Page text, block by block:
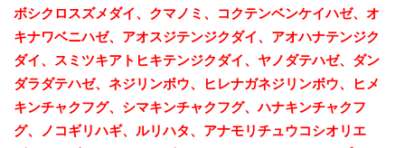
ボシクロスズメダイ、クマノミ、コクテンベンケイハゼ、オ
キナワベニハゼ、アオスジテンジクダイ、 アオハナテンジク
ダイ、スミツキアトヒキテンジクダイ、ヤノダテハゼ、ダン
ダラダテハゼ、ネジリンボウ、ヒレナガネジリンボウ、ヒメ
キンチャクフグ、シマキンチャクフグ、ハナキンチャクフ
グ、ノコギリハギ、ルリハタ、アナモリチュウコシオリエ